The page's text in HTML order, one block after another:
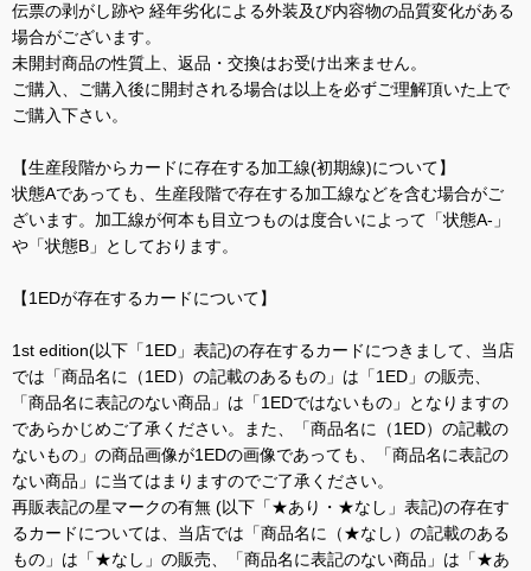
伝票の剥がし跡や 経年劣化による外装及び内容物の品質変化がある
場合がございます。
未開封商品の性質上、返品・交換はお受け出来ません。
ご購入、ご購入後に開封される場合は以上を必ずご理解頂いた上で
ご購入下さい。
【生産段階からカードに存在する加工線(初期線)について】
状態Aであっても、生産段階で存在する加工線などを含む場合がご
ざいます。加工線が何本も目立つものは度合いによって「状態A-」
や「状態B」としております。
【1EDが存在するカードについて】
1st edition(以下「1ED」表記)の存在するカードにつきまして、当店
では「商品名に（1ED）の記載のあるもの」は「1ED」の販売、
「商品名に表記のない商品」は「1EDではないもの」となりますの
であらかじめご了承ください。また、「商品名に（1ED）の記載の
ないもの」の商品画像が1EDの画像であっても、「商品名に表記の
ない商品」に当てはまりますのでご了承ください。
再販表記の星マークの有無 (以下「★あり・★なし」表記)の存在す
るカードについては、当店では「商品名に（★なし）の記載のある
もの」は「★なし」の販売、「商品名に表記のない商品」は「★あ